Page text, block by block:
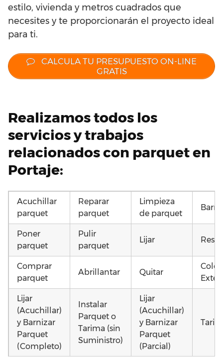
estilo, vivienda y metros cuadrados que
necesites y te proporcionarán el proyecto ideal
para ti.
CALCULA TU PRESUPUESTO ON-LINE
GRATIS
Realizamos todos los
servicios y trabajos
relacionados con parquet en
Portaje:
Acuchillar
parquet
Reparar
parquet
Limpieza
de parquet
Poner
parquet
Pulir
parquet
Lijar
Comprar
parquet
Abrillantar Quitar
Lijar
(Acuchillar)
y Barnizar
Parquet
(Completo)
Instalar
Parquet o
Tarima (sin
Suministro)
Lijar
(Acuchillar)
y Barnizar
Parquet
(Parcial)